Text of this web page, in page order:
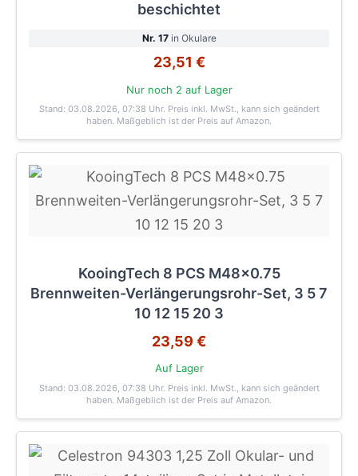
beschichtet
Nr. 17in Okulare
23,51 €
Nur noch 2 auf Lager
Stand: 03.08.2026, 07:38 Uhr. Preis inkl. MwSt., kann sich geändert
haben. Maßgeblich ist der Preis auf Amazon.
KooingTech 8 PCS M48x0.75
Brennweiten-Verlängerungsrohr-Set, 3 5 7
10 12 15 20 3
23,59 €
Auf Lager
Stand: 03.08.2026, 07:38 Uhr. Preis inkl. MwSt., kann sich geändert
haben. Maßgeblich ist der Preis auf Amazon.